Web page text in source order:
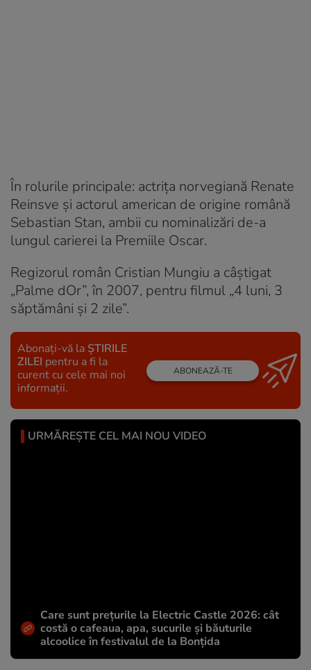
În rolurile principale: actriţa norvegiană Renate
Reinsve şi actorul american de origine română
Sebastian Stan, ambii cu nominalizări de-a
lungul carierei la Premiile Oscar.
Regizorul român Cristian Mungiu a câștigat
„Palme dOr”, în 2007, pentru filmul „4 luni, 3
săptămâni și 2 zile”.
Abonați-vă la ȘTIRILE
ZILEI pentru a fi la
curent cu cele mai noi
informații.
ABONEAZĂ-TE
URMĂREȘTE CEL MAI NOU VIDEO
Care sunt prețurile la Electric Castle 2026: cât
costă o cafeaua, apa, sucurile și băuturile
alcoolice în festivalul de la Bonțida